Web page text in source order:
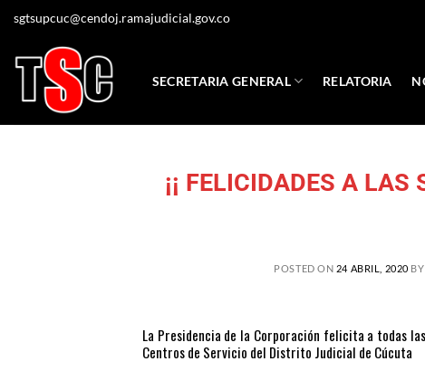
sgtsupcuc@cendoj.ramajudicial.gov.co
SECRETARIA GENERAL RELATORIA
¡¡ FELICIDADES A LAS
POSTED ON 24 ABRIL, 2020 BY
La Presidencia de la Corporación felicita a todas las
Centros de Servicio del Distrito Judicial de Cúcuta